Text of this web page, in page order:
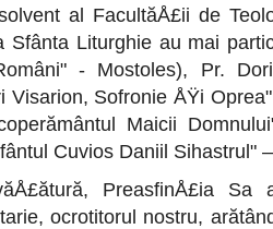
al FacultăÅ£ii de
Sfânta Li­turghie au mai
- Mostoles), Pr.
Visarion, Sofronie ÅŸi
Maicii
Cuvios Daniil Sihastrul"
PreasfinÅ£ia Sa
ocrotitorul nostru,